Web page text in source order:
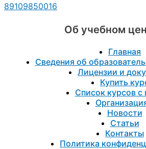
89109850016
Об учебном
Главная
Сведения об
Лицензии и
Купить
Список курсов с
Новости
Статьи
Контакты
Политика